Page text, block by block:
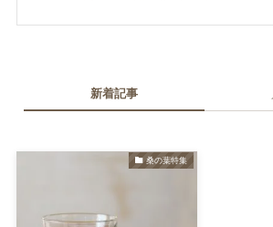
新着記事
桑の葉特集